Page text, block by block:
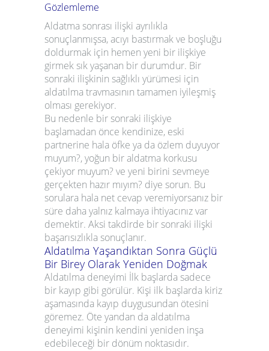
Gözlemleme
Aldatma sonrası ilişki ayrılıkla
sonuçlanmışsa, acıyı bastırmak ve boşluğu
doldurmak için hemen yeni bir ilişkiye
girmek sık yaşanan bir durumdur. Bir
sonraki ilişkinin sağlıklı yürümesi için
aldatılma travmasının tamamen iyileşmiş
olması gerekiyor.
Bu nedenle bir sonraki ilişkiye
başlamadan önce kendinize, eski
partnerine hala öfke ya da özlem duyuyor
muyum?,yoğun bir aldatma korkusu
çekiyor muyum? ve yeni birini sevmeye
gerçekten hazır mıyım? diye sorun. Bu
sorulara hala net cevap veremiyorsanız bir
süre daha yalnız kalmaya ihtiyacınız var
demektir. Aksi takdirde bir sonraki ilişki
başarısızlıkla sonuçlanır.
Aldatılma Yaşandıktan Sonra Güçlü
Bir Birey Olarak Yeniden Doğmak
Aldatılma deneyimi İlk başlarda sadece
bir kayıp gibi görülür. Kişi ilk başlarda kiriz
aşamasında kayıp duygusundan ötesini
göremez. Öte yandan da aldatılma
deneyimi kişinin kendini yeniden inşa
edebileceği bir dönüm noktasıdır.